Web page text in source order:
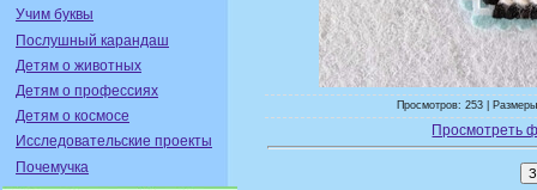
Учим буквы
Послушный карандаш
Детям о животных
Детям о профессиях
Детям о космосе
Исследовательские проекты
Почемучка
Просмотров: 253 |
Просмотреть